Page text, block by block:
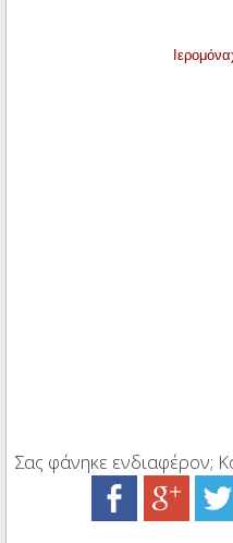
Σας φάνηκε ενδιαφέρον;